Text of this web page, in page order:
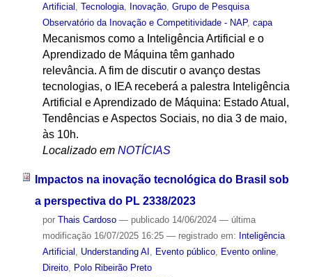
Artificial Tecnologia, Inovação, Grupo de Pesquisa
Observatório da Inovação e Competitividade - NAP, capa
Mecanismos como a Inteligência Artificial e o
Aprendizado de Máquina têm ganhado
relevância. A fim de discutir o avanço destas
tecnologias, o IEA receberá a palestra Inteligência
Artificial e Aprendizado de Máquina: Estado Atual,
Tendências e Aspectos Sociais, no dia 3 de maio,
às 10h.
Localizado em NOTÍCIAS
Impactos na inovação tecnológica do Brasil sob
a perspectiva do PL 2338/2023
por Thais Cardoso — publicado14/06/2024 — última
modificação16/07/2025 16:25 — registrado em: Inteligência
Artificial , Understanding AI , Evento público, Evento online,
Direito, Polo Ribeirão Preto